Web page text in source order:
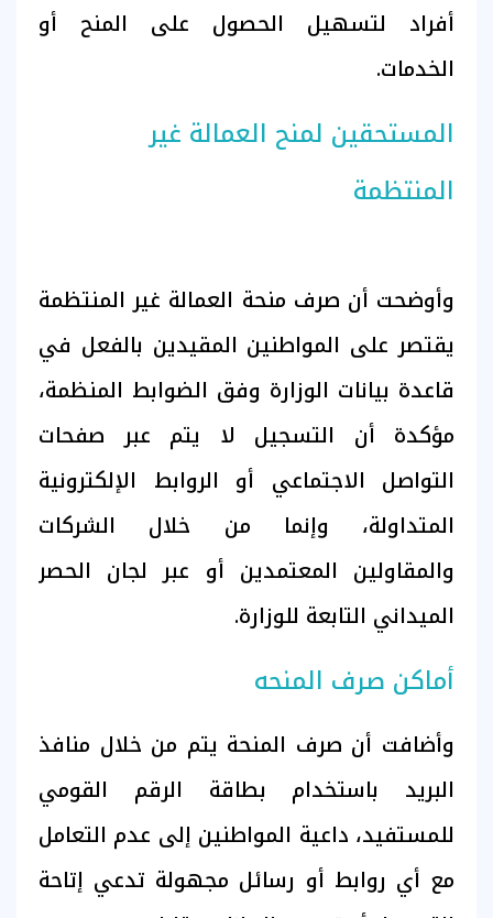
أفراد لتسهيل الحصول على المنح أو
الخدمات.
المستحقين لمنح العمالة غير
المنتظمة
وأوضحت أن صرف منحة العمالة غير المنتظمة
يقتصر على المواطنين المقيدين بالفعل في
قاعدة بيانات الوزارة وفق الضوابط المنظمة،
مؤكدة أن التسجيل لا يتم عبر صفحات
التواصل الاجتماعي أو الروابط الإلكترونية
المتداولة، وإنما من خلال الشركات
والمقاولين المعتمدين أو عبر لجان الحصر
الميداني التابعة للوزارة.
أماكن صرف المنحه
وأضافت أن صرف المنحة يتم من خلال منافذ
البريد باستخدام بطاقة الرقم القومي
للمستفيد، داعية المواطنين إلى عدم التعامل
مع أي روابط أو رسائل مجهولة تدعي إتاحة